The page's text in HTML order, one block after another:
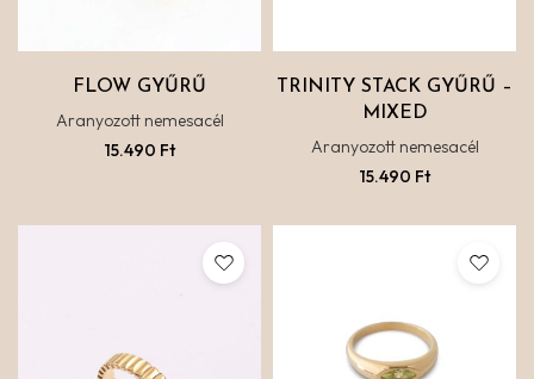
FLOW GYŰRŰ
Aranyozott nemesacél
15.490 Ft
TRINITY STACK GYŰRŰ –
MIXED
Aranyozott nemesacél
15.490 Ft